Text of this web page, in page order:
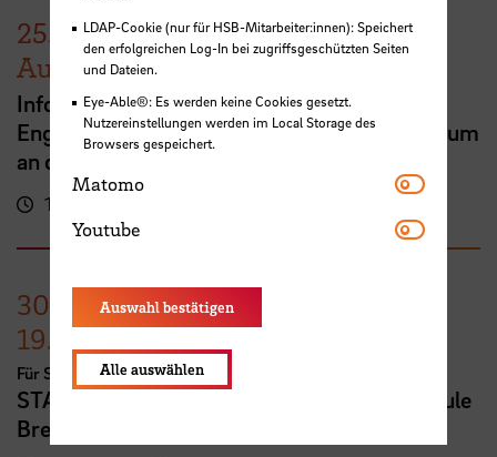
25.
August
Info Session zu Vollzeitprogrammen:
Englischsprachiges MBA- oder Masterstudium
an der HSB
16:00 - 17:00 Uhr
30. August–
19. September
Für Studierende und Mitarbeitende
STADTRADELN Bremen im Team "Hochschule
Bremen (HSB)"
LDAP-Cookie (nur für HSB-Mitarbeiter:innen): Speichert
den erfolgreichen Log-In bei zugriffsgeschützten Seiten
und Dateien.
Eye-Able®: Es werden keine Cookies gesetzt.
Nutzereinstellungen werden im Local Storage des
Browsers gespeichert.
Matomo Matomo
Youtube Youtube
Auswahl bestätigen
Alle auswählen